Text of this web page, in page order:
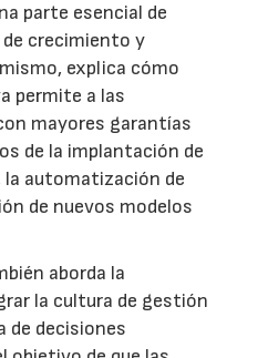
parte esencial de
crecimiento y
explica cómo
permite a las
mayores garantías
de la implantación de
automatización de
de nuevos modelos
aborda la
la cultura de gestión
de decisiones